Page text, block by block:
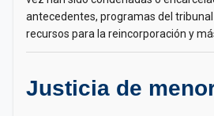
antecedentes, programas del
recursos para la reincorporación y
Justicia de